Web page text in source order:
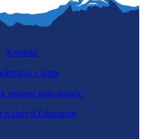
Kontakt
z nami
możesz nam pomóc
Katalyst Education